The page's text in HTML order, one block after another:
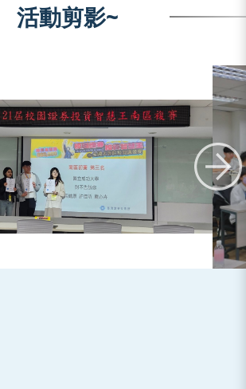
活動剪影~